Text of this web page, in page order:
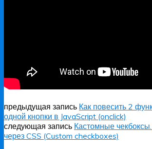
предыдущая запись Как повесить 2
одной кнопки в JavaScript (onclick)
следующая запись Кастомные
через CSS (Custom checkboxes)